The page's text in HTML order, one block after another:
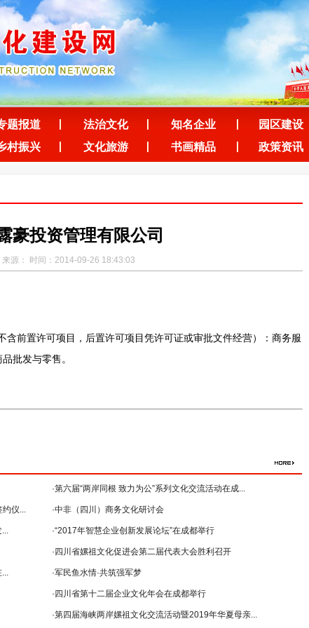
题报道 法治文化 知名企业 园区建设
村振兴 文化旅游 书画精品 政策资讯
豪投资管理有限公司
来源： 时间：2014-09-26 18:43:03
置许可项目，后置许可项目凭许可证或审批文件经营）：商务服
批发与零售。
·第六届“两岸同根 致力为公”系列文化交流活动在成...
约仪... ·中非（四川）商务文化研讨会
--暨2018年...
... ·“2017年智慧企业创新发展论坛”在成都举行
·四川省嫘祖文化促进会第二届代表大会胜利召开
... ·军民鱼水情·共筑强军梦
·四川省第十二届企业文化年会在成都举行
·第四届海峡两岸嫘祖文化交流活动暨2019年华夏母亲...